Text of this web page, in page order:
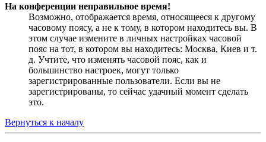
На конференции неправильное время!
Возможно, отображается время, относящееся к другому
часовому поясу, а не к тому, в котором находитесь вы. В
этом случае измените в личных настройках часовой
пояс на тот, в котором вы находитесь: Москва, Киев и т.
д. Учтите, что изменять часовой пояс, как и
большинство настроек, могут только
зарегистрированные пользователи. Если вы не
зарегистрированы, то сейчас удачный момент сделать
это.
Вернуться к началу